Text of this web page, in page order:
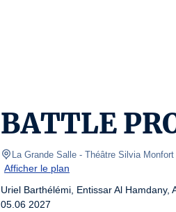
BATTLE
La Grande Salle - Théâtre Silvia Monfort
Afficher le plan
Uriel Barthélémi, Entissar Al Hamdany,
05.06 2027